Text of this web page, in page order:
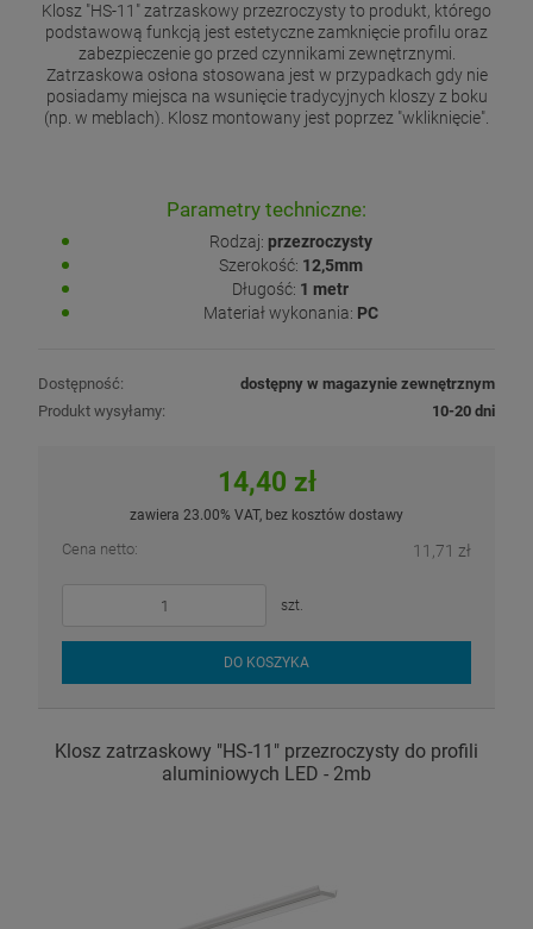
Klosz "HS-11" zatrzaskowy przezroczysty to produkt, którego
podstawową funkcją jest estetyczne zamknięcie profilu oraz
zabezpieczenie go przed czynnikami zewnętrznymi.
Zatrzaskowa osłona stosowana jest w przypadkach gdy nie
posiadamy miejsca na wsunięcie tradycyjnych kloszy z boku
(np. w meblach). Klosz montowany jest poprzez "wkliknięcie".
Parametry techniczne:
Rodzaj: przezroczysty
Szerokość: 12,5mm
Długość: 1 metr
Materiał wykonania: PC
Dostępność:
dostępny w magazynie zewnętrznym
Produkt wysyłamy:
10-20 dni
14,40 zł
zawiera 23.00% VAT, bez kosztów dostawy
Cena netto: 11,71 zł
szt.
DO KOSZYKA
Klosz zatrzaskowy "HS-11" przezroczysty do profili
aluminiowych LED - 2mb